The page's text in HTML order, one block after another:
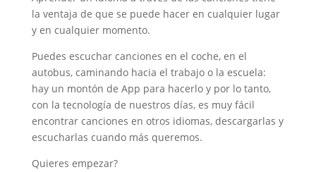
la ventaja de que se puede hacer en cualquier lugar
y en cualquier momento.
Puedes escuchar canciones en el coche, en el
autobus, caminando hacia el trabajo o la escuela:
hay un montón de App para hacerlo y por lo tanto,
con la tecnología de nuestros días, es muy fácil
encontrar canciones en otros idiomas, descargarlas y
escucharlas cuando más queremos.
Quieres empezar?